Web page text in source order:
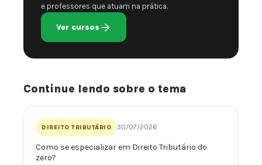
e professores que atuam na prática.
Ver cursos
Continue lendo sobre o tema
DIREITO TRIBUTÁRIO 30/07/2026
Como se especializar em Direito Tributário do
zero?